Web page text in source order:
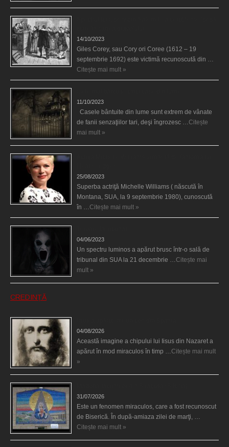
14/10/2023
Giles Corey, sau Cory ori Coree (1612 – 19
septembrie 1692) este victimă recunoscută din …
Citește mai mult »
11/10/2023
Casele bântuite din lume sunt extrem de vânate
de fanii senzaţiilor tari, deşi îngrozesc …Citește
mai mult »
25/08/2023
Superba actriţă Michelle Williams ( născută în
Montana, SUA, la 9 septembrie 1980), cunoscută
în …Citește mai mult »
04/06/2023
Un spectru luminos a apărut brusc într-o sală de
tribunal din SUA la 21 decembrie …Citește mai
mult »
CREDINȚĂ
04/08/2026
Această imagine a chipului lui Iisus din Nazaret a
apărut în mod miraculos în timp …Citește mai mult
»
31/07/2026
Este un fenomen miraculos, care a fost recunoscut
de Biserică. În după-amiaza zilei de marţi, …
Citește mai mult »